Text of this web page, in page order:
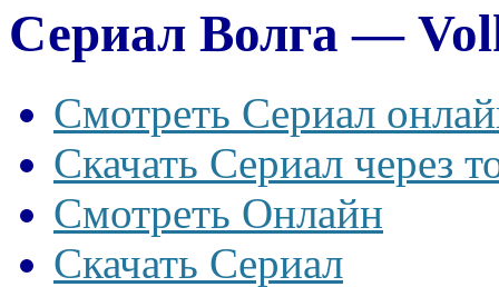
Сериал Волга —
Смотреть Сериал
Скачать Сериал через
Смотреть Онлайн
Скачать Сериал